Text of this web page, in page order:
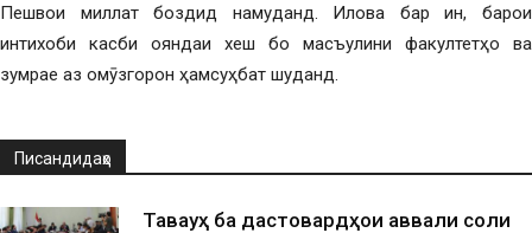
Пешвои миллат боздид намуданд. Илова бар ин, барои
интихоби касби ояндаи хеш бо масъулини факултетҳо ва
зумрае аз омӯзгорон ҳамсуҳбат шуданд.
Писандидаҳо
Таваҷҷуҳ ба дастовардҳои аввали соли